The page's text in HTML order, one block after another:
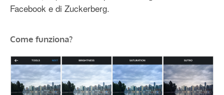
Facebook e di Zuckerberg.
Come funziona?